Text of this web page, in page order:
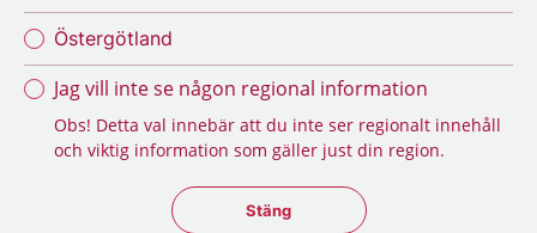
Östergötland
Jag vill inte se någon regional information
Obs! Detta val innebär att du inte ser regionalt innehåll
och viktig information som gäller just din region.
Stäng regionsväljaren
Stäng